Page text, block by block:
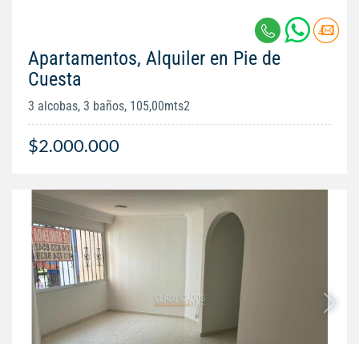
Apartamentos, Alquiler en Pie de
Cuesta
3 alcobas, 3 baños, 105,00mts2
$2.000.000